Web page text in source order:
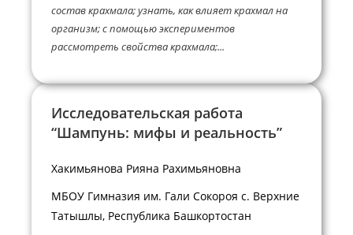
состав крахмала; узнать, как влияет крахмал на
организм; с помощью экспериментов
рассмотреть свойства крахмала;...
Исследовательская работа
“Шампунь: мифы и реальность”
Хакимьянова Рияна Рахимьяновна
МБОУ Гимназия им. Гали Сокороя с. Верхние
Татышлы, Республика Башкортостан